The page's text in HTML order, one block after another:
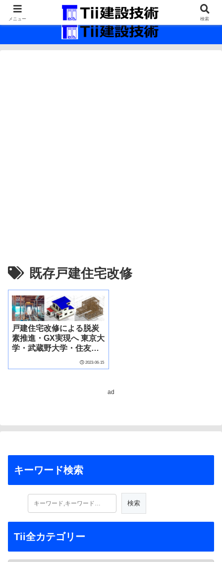
最新の建設技術の情報インフラ。
既存戸建住宅改修
戸建住宅改修による脱炭
素推進・GX実現へ 東京大
学・武蔵野大学・住友不
「改修によるZEH化・住
2023-06-15
ad
キーワード検索
Tii全カテゴリー
メニュー 検索